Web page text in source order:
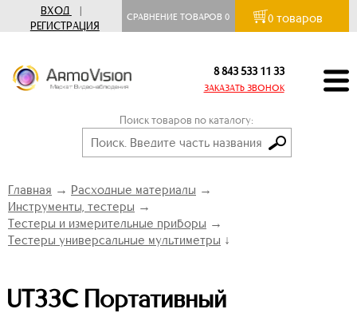
ВХОД
|
РЕГИСТРАЦИЯ
СРАВНЕНИЕ ТОВАРОВ0 0 товаров
8 843 533 11 33
ЗАКАЗАТЬ ЗВОНОК
Поиск товаров по каталогу:
Главная → Расходные материалы →
Инструменты, тестеры →
Тестеры и измерительные приборы →
Тестеры универсальные мультиметры ↓
UT33C Портативный